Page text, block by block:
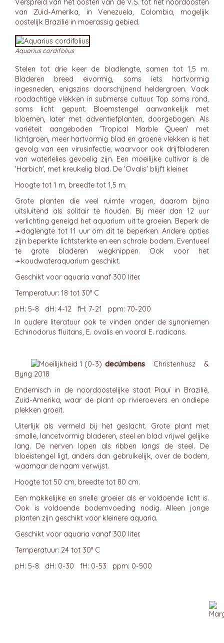
Verspreid van het oosten van de V.S. tot het noordoosten
van Zuid-Amerika, in Venezuela, Colombia, mogelijk
oostelijk Brazilië in moerassig gebied.
Aquarius cordifolius
Stelen tot drie keer de bladlengte, samen tot 1,5 m.
Bladeren breed eivormig, soms iets hartvormig
ingesneden, enigszins doorschijnend heldergroen. Vaak
roodachtige vlekken in submerse cultuur. Top soms rond,
soms licht gepunt. Bloemstengel aanvankelijk met
bloemen, later met adventiefplanten, doorgebogen. Als
variëteit aangeboden 'Tropical Marble Queen' met
lichtgroen, meer hartvormig blad en groene vlekken is het
gevolg van een virusinfectie, waarvoor ook drijfbladeren
van waterlelies gevoelig zijn. Een moeilijke cultivar is de
'Harbich', met kreukelig blad. De 'Ovalis' blijft kleiner.
Hoogte tot 1 m, breedte tot 1,5 m.
Grote planten die veel ruimte vragen, daarom bijna
uitsluitend als solitair te houden. Bij meer dan 12 uur
verlichting geneigd het aquarium uit te groeien. Beperk de
➛daglengte tot 11 uur om dit te beperken. Andere opties
zijn beperkte lichtsterkte en een schrale bodem. Eventueel
te grote bladeren wegknippen. Ook voor het
➛koudwateraquarium geschikt.
Geschikt voor aquaria vanaf 300 liter.
Temperatuur: 18 tot 30° C
pH: 5-8 dH: 4-12 fH: 7-21 ppm: 70-200
In oudere literatuur ook te vinden onder de synoniemen
Echinodorus fluitans, E. ovalis en vooral E. radicans.
decúmbens Christenhusz &
Byng 2018
Endemisch in de noordoostelijke staat Piauí in Brazilië,
Zuid-Amerika, waar de plant op rivieroevers en ondiepe
plekken groeit.
Uiterlijk als vermeld bij het geslacht. Grote plant met
smalle, lancetvormig bladeren, steel en blad vrijwel gelijke
lang. De nerven lopen als ribben langs de steel. De
bloeistengel ligt, anders dan gebruikelijk, over de bodem,
waarnaar de naam verwijst.
Hoogte tot 50 cm, breedte tot 80 cm.
Een makkelijke en snelle groeier als er voldoende licht is.
Ook is voldoende bodemvoeding nodig. Alleen jonge
planten zijn geschikt voor kleinere aquaria.
Geschikt voor aquaria vanaf 300 liter.
Temperatuur: 24 tot 30° C
pH: 5-8 dH: 0-30 fH: 0-53 ppm: 0-500